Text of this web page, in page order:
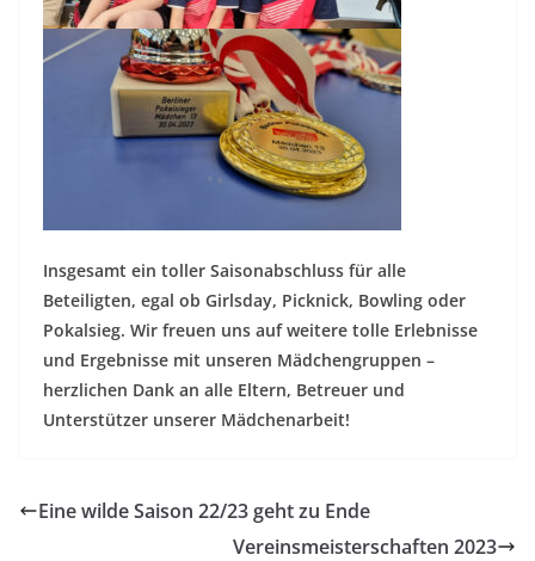
Insgesamt ein toller Saisonabschluss für alle
Beteiligten, egal ob Girlsday, Picknick, Bowling oder
Pokalsieg. Wir freuen uns auf weitere tolle Erlebnisse
und Ergebnisse mit unseren Mädchengruppen –
herzlichen Dank an alle Eltern, Betreuer und
Unterstützer unserer Mädchenarbeit!
Eine wilde Saison 22/23 geht zu Ende
Vereinsmeisterschaften 2023